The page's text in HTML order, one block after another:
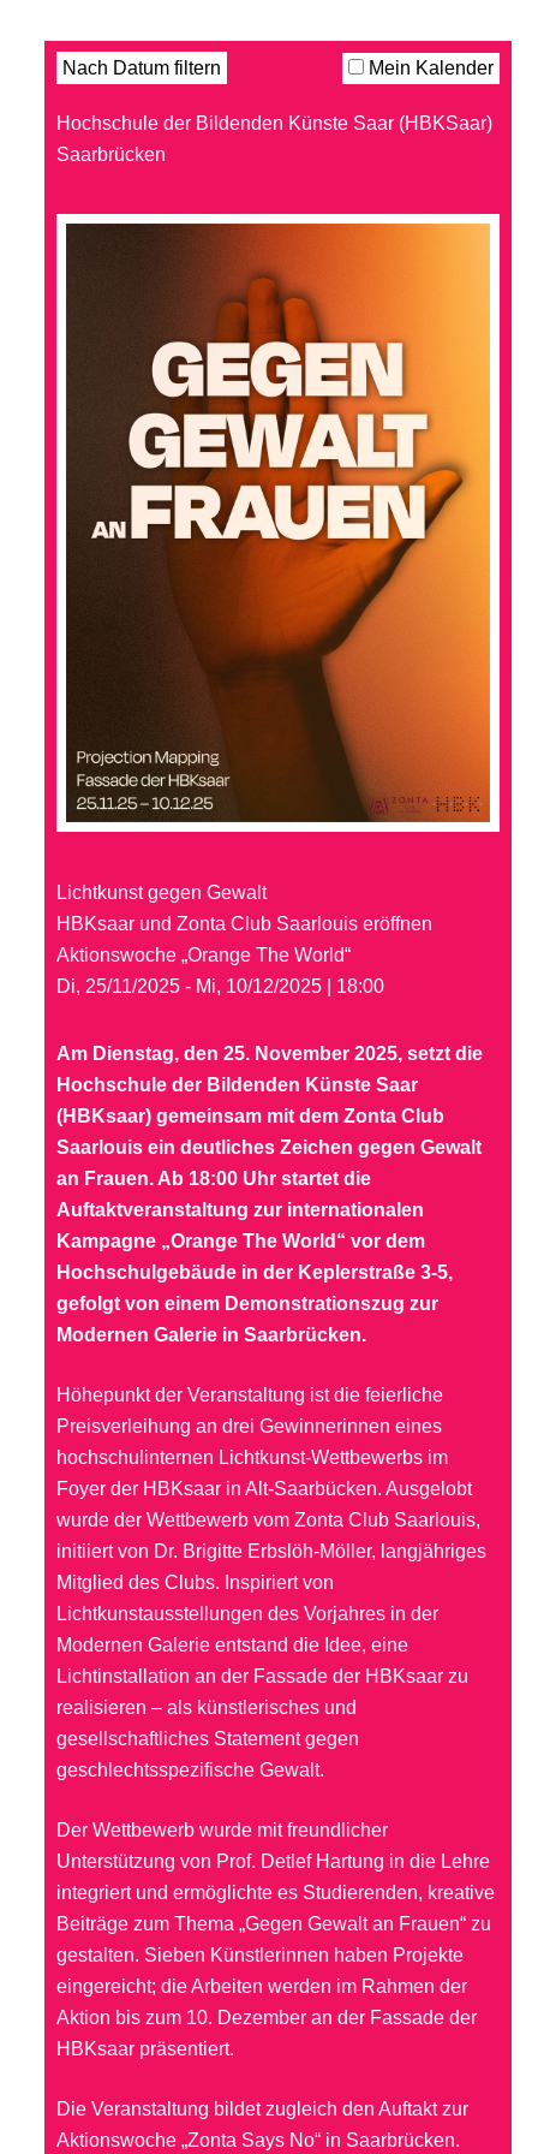
Nach Datum filtern Mein Kalender
Hochschule der Bildenden Künste Saar (HBKSaar)
Saarbrücken
Lichtkunst gegen Gewalt
HBKsaar und Zonta Club Saarlouis eröffnen
Aktionswoche „Orange The World“
Di, 25/11/2025 - Mi, 10/12/2025 | 18:00
Am Dienstag, den 25. November 2025, setzt die
Hochschule der Bildenden Künste Saar
(HBKsaar) gemeinsam mit dem Zonta Club
Saarlouis ein deutliches Zeichen gegen Gewalt
an Frauen. Ab 18:00 Uhr startet die
Auftaktveranstaltung zur internationalen
Kampagne „Orange The World“ vor dem
Hochschulgebäude in der Keplerstraße 3-5,
gefolgt von einem Demonstrationszug zur
Modernen Galerie in Saarbrücken.
Höhepunkt der Veranstaltung ist die feierliche
Preisverleihung an drei Gewinnerinnen eines
hochschulinternen Lichtkunst-Wettbewerbs im
Foyer der HBKsaar in Alt-Saarbücken. Ausgelobt
wurde der Wettbewerb vom Zonta Club Saarlouis,
initiiert von Dr. Brigitte Erbslöh-Möller, langjähriges
Mitglied des Clubs. Inspiriert von
Lichtkunstausstellungen des Vorjahres in der
Modernen Galerie entstand die Idee, eine
Lichtinstallation an der Fassade der HBKsaar zu
realisieren – als künstlerisches und
gesellschaftliches Statement gegen
geschlechtsspezifische Gewalt.
Der Wettbewerb wurde mit freundlicher
Unterstützung von Prof. Detlef Hartung in die Lehre
integriert und ermöglichte es Studierenden, kreative
Beiträge zum Thema „Gegen Gewalt an Frauen“ zu
gestalten. Sieben Künstlerinnen haben Projekte
eingereicht; die Arbeiten werden im Rahmen der
Aktion bis zum 10. Dezember an der Fassade der
HBKsaar präsentiert.
Die Veranstaltung bildet zugleich den Auftakt zur
Aktionswoche „Zonta Says No“ in Saarbrücken.